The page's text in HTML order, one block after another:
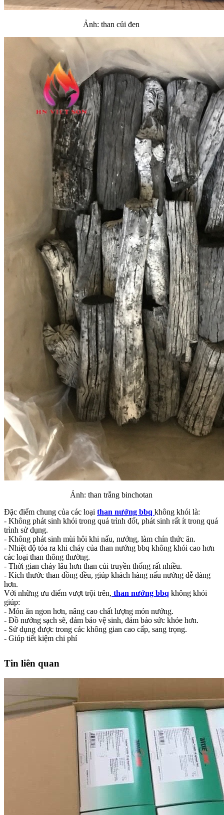
Ảnh: than củi đen
Ảnh: than trắng binchotan
Đặc điểm chung của các loại than nướng bbq không khói là:
- Không phát sinh khói trong quá trình đốt, phát sinh rất ít trong quá
trình sử dụng.
- Không phát sinh mùi hôi khi nấu, nướng, làm chín thức ăn.
- Nhiệt độ tỏa ra khi cháy của than nướng bbq không khói cao hơn
các loại than thông thường.
- Thời gian cháy lâu hơn than củi truyền thống rất nhiều.
- Kích thước than đồng đều, giúp khách hàng nấu nướng dễ dàng
hơn.
Với những ưu điểm vượt trội trên, than nướng bbq không khói
giúp:
- Món ăn ngon hơn, nâng cao chất lượng món nướng.
- Đồ nướng sạch sẽ, đảm bảo vệ sinh, đảm bảo sức khỏe hơn.
- Sử dụng được trong các không gian cao cấp, sang trọng.
- Giúp tiết kiệm chi phí
Tin liên quan